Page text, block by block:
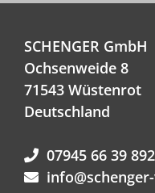
SCHENGER GmbH
Ochsenweide 8
71543 Wüstenrot
Deutschland
07945 66 39 892